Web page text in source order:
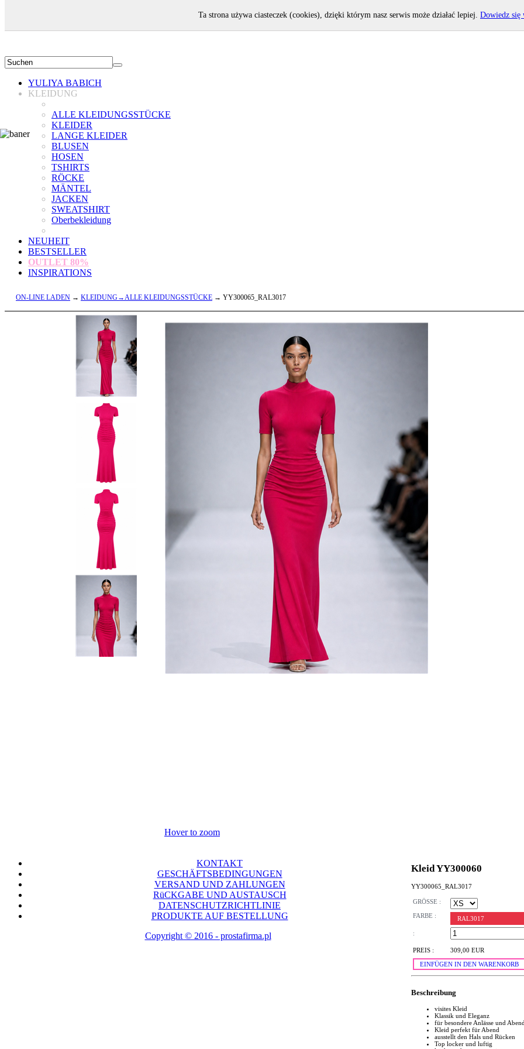
YULIYA BABICH
KLEIDUNG
ALLE KLEIDUNGSSTÜCKE
KLEIDER
LANGE KLEIDER
BLUSEN
HOSEN
TSHIRTS
RÖCKE
MÄNTEL
JACKEN
SWEATSHIRT
Oberbekleidung
NEUHEIT
BESTSELLER
OUTLET 80%
INSPIRATIONS
ON-LINE LADEN → KLEIDUNG→ALLE KLEIDUNGSSTÜCKE → YY300065_RAL3017
Hover to zoom
Kleid YY300060
YY300065_RAL3017
GRÖSSE :
FARBE :
RAL3017
:
PREIS :
309,00 EUR
EINFÜGEN IN DEN WARENKORB
Beschreibung
visites Kleid
Klassik und Eleganz
für besondere Anlässe und
Kleid perfekt für Abend
ausstellt den Hals und Rücken
Top locker und luftig
KONTAKT
GESCHÄFTSBEDINGUNGEN
VERSAND UND ZAHLUNGEN
RüCKGABE UND AUSTAUSCH
DATENSCHUTZRICHTLINIE
PRODUKTE AUF BESTELLUNG
Copyright © 2016 - prostafirma.pl
Ta strona używa ciasteczek (cookies), dzięki którym nasz serwis może działać lepiej. Dowiedz się